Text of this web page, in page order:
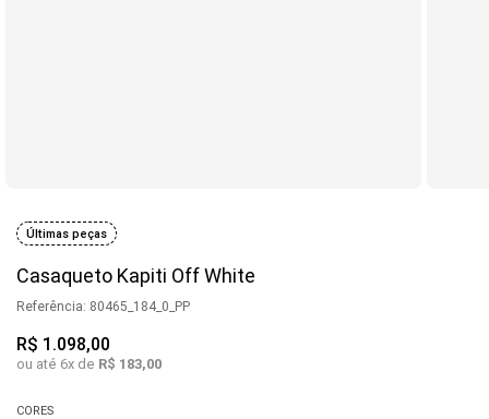
Últimas peças
Casaqueto Kapiti Off White
Referência: 80465_184_0_PP
R$ 1 .098,00
ou até 6x de R$ 183,00
CORES